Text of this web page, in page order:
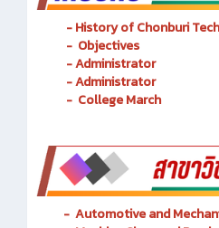
- History of Chonburi
- Objectives
- Administrator
- Administrator